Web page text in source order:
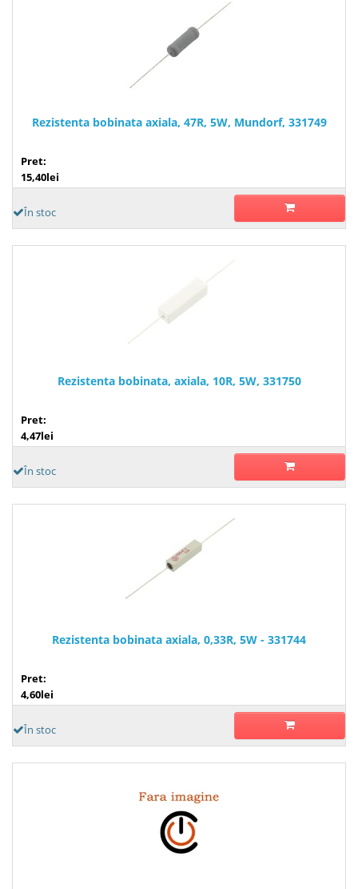
Rezistenta bobinata axiala, 47R, 5W, Mundorf, 331749
Pret:
15,40lei
În stoc
Rezistenta bobinata, axiala, 10R, 5W, 331750
Pret:
4,47lei
În stoc
Rezistenta bobinata axiala, 0,33R, 5W - 331744
Pret:
4,60lei
În stoc